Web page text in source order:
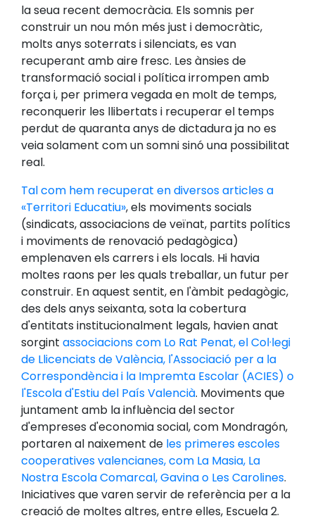
la seua recent democràcia. Els somnis per
construir un nou món més just i democràtic,
molts anys soterrats i silenciats, es van
recuperant amb aire fresc. Les ànsies de
transformació social i política irrompen amb
força i, per primera vegada en molt de temps,
reconquerir les llibertats i recuperar el temps
perdut de quaranta anys de dictadura ja no es
veia solament com un somni sinó una possibilitat
real.
Tal com hem recuperat en diversos articles a
«Territori Educatiu», els moviments socials
(sindicats, associacions de veïnat, partits polítics
i moviments de renovació pedagògica)
emplenaven els carrers i els locals. Hi havia
moltes raons per les quals treballar, un futur per
construir. En aquest sentit, en l'àmbit pedagògic,
des dels anys seixanta, sota la cobertura
d'entitats institucionalment legals, havien anat
sorgint associacions com Lo Rat Penat, el Col·legi
de Llicenciats de València, l'Associació per a la
Correspondència i la Impremta Escolar (ACIES) o
l'Escola d'Estiu del País Valencià. Moviments que
juntament amb la influència del sector
d'empreses d'economia social, com Mondragón,
portaren al naixement de les primeres escoles
cooperatives valencianes, com La Masia, La
Nostra Escola Comarcal, Gavina o Les Carolines.
Iniciatives que varen servir de referència per a la
creació de moltes altres, entre elles, Escuela 2.